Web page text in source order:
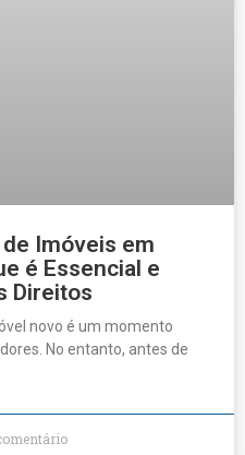
Imóveis em
é Essencial e
Direitos
novo é um momento
No entanto, antes de